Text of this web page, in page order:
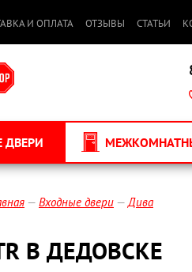
И ОПЛАТА ОТЗЫВЫ СТАТЬИ
ДВЕРИ
Входные двери Дива
В ДЕДОВСКЕ